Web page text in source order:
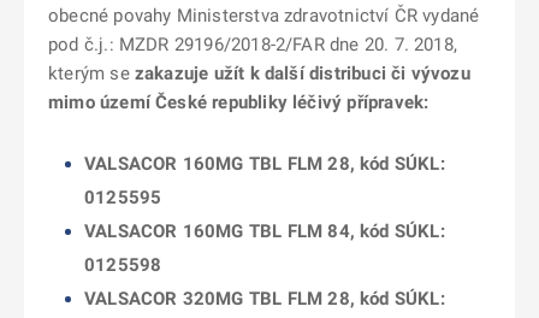
obecné povahy Ministerstva zdravotnictví ČR vydané
pod č.j.: MZDR 29196/2018-2/FAR dne 20. 7. 2018,
kterým se zakazuje užít k další distribuci či vývozu
mimo území České republiky léčivý přípravek:
VALSACOR 160MG TBL FLM 28, kód SÚKL:
0125595
VALSACOR 160MG TBL FLM 84, kód SÚKL:
0125598
VALSACOR 320MG TBL FLM 28, kód SÚKL: